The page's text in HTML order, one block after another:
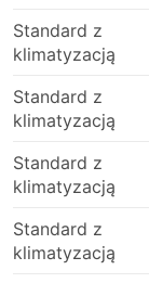
Standard z
klimatyzacją
Standard z
klimatyzacją
Standard z
klimatyzacją
Standard z
klimatyzacją